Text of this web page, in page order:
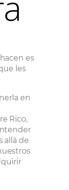
es
les
en
Rico,
allá de